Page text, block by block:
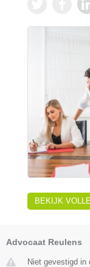
BEKIJK
Advocaat Reulens
Niet gevestigd in